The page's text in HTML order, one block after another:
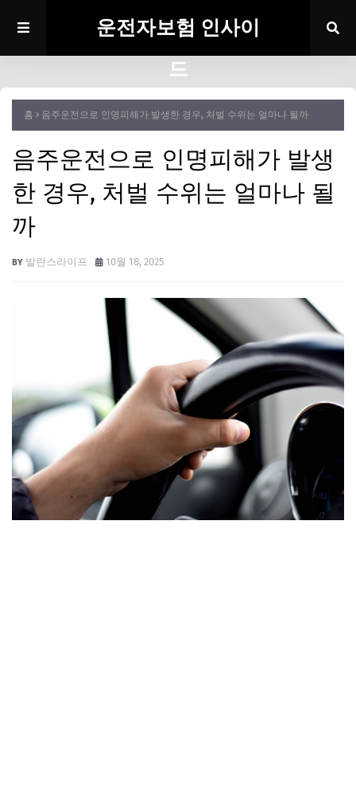
운전자보험 인사이
드
홈 음주운전으로 인명피해가 발생한 경우, 처벌 수위는 얼마나 될까
음주운전으로 인명피해가 발생
한 경우, 처벌 수위는 얼마나 될
까
발란스라이프 10월 18, 2025